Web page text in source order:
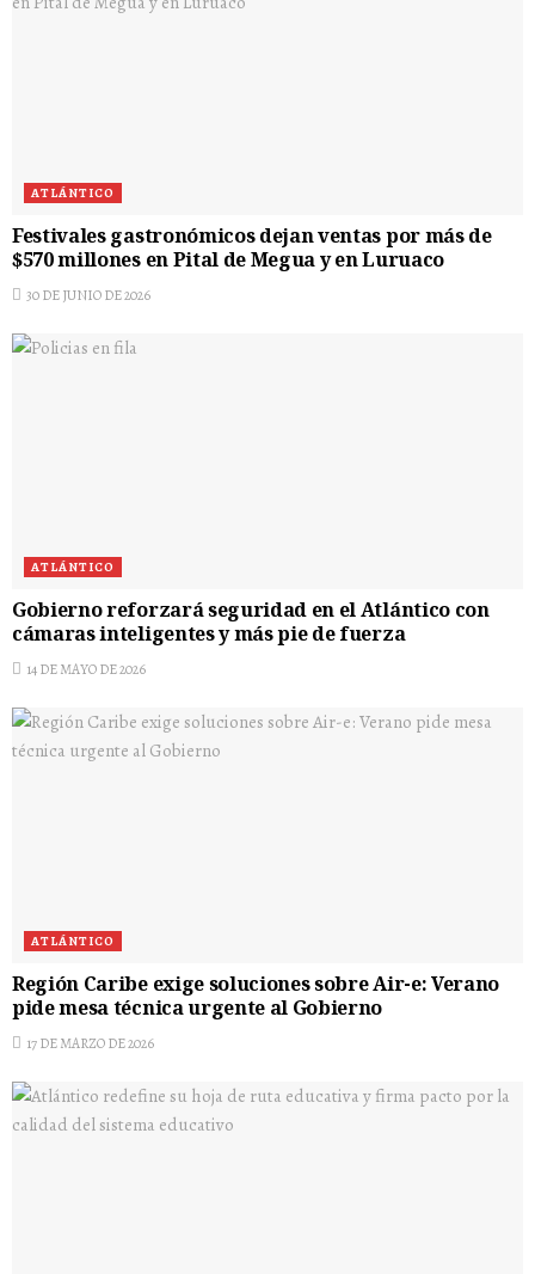
ATLÁNTICO
Festivales gastronómicos dejan ventas por más de
$570 millones en Pital de Megua y en Luruaco
30 DE JUNIO DE 2026
ATLÁNTICO
Gobierno reforzará seguridad en el Atlántico con
cámaras inteligentes y más pie de fuerza
14 DE MAYO DE 2026
ATLÁNTICO
Región Caribe exige soluciones sobre Air-e: Verano
pide mesa técnica urgente al Gobierno
17 DE MARZO DE 2026